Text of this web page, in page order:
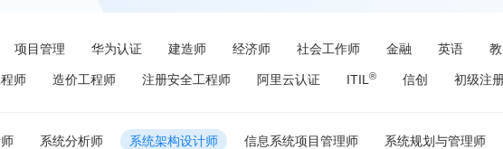
项目管理 华为认证 建造师 经济师 社会工作师 金融 英语
师 造价工程师 注册安全工程师 阿里云认证 ITIL ® 信创 初级注
系统分析师 系统架构设计师 信息系统项目管理师 系统规划与管理师